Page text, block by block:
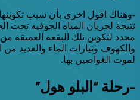
-وهناك اقول اخرى بأن سبب
نتيجة لجريان المياه الجوفيه تحت
محدد لتكوين تلك البقعة العميقة من
والكهوف وتيارات الماء والعديد
لموت الغواصين بها.
-رحلة “البلو هول”